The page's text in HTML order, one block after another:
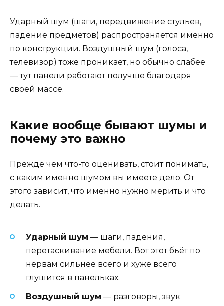
Ударный шум (шаги, передвижение стульев,
падение предметов) распространяется именно
по конструкции. Воздушный шум (голоса,
телевизор) тоже проникает, но обычно слабее
— тут панели работают получше благодаря
своей массе.
Какие вообще бывают шумы и
почему это важно
Прежде чем что-то оценивать, стоит понимать,
с каким именно шумом вы имеете дело. От
этого зависит, что именно нужно мерить и что
делать.
Ударный шум — шаги, падения,
перетаскивание мебели. Вот этот бьёт по
нервам сильнее всего и хуже всего
глушится в панельках.
Воздушный шум — разговоры, звук